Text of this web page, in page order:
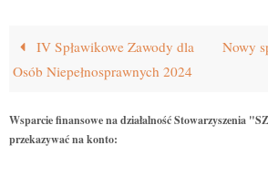
IV Spławikowe Zawody dla
Osób Niepełnosprawnych 2024
Nowy
Wsparcie finansowe na działalność Stowarzyszenia
przekazywać na konto: